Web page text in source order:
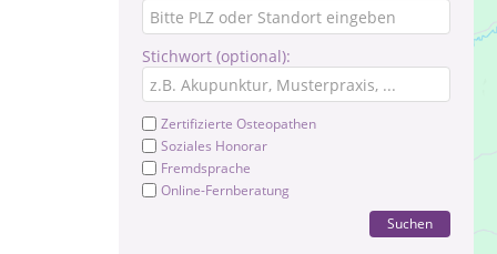
Stichwort (optional):
Zertifizierte Osteopathen
Soziales Honorar
Fremdsprache
Online-Fernberatung
Suchen